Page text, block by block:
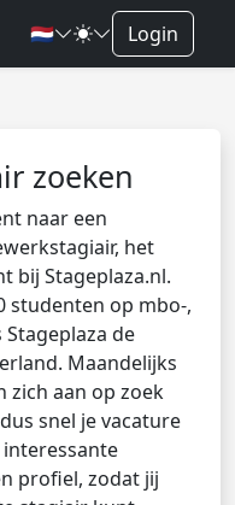
🇳🇱 Login
zoeken
naar een
het
bij Stageplaza.nl.
studenten op mbo-,
de
Maandelijks
zich aan op zoek
snel je vacature
profiel, zodat jij